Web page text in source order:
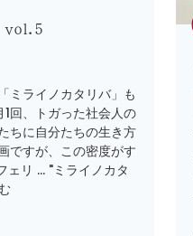
vol.5
ミライノカタリバ」も
回、トガった社会人の
ちに自分たちの生き方
ですが、この密度がす
リ … "ミライノカタ